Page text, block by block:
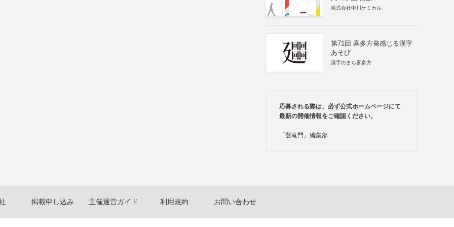
株式会社中川ケミカル
第71回 喜多方発感じる漢字
あそび
漢字のまち喜多方
応募される際は、必ず公式ホームページにて
最新の開催情報をご確認ください。
「登竜門」編集部
掲載申し込み 主催運営ガイド 利用規約 お問い合わせ